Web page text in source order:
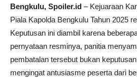
Bengkulu, Spoiler.id – Kejuaraan
Piala Kapolda Bengkulu Tahun 2025
Keputusan ini diambil karena
pernyataan resminya, panitia
pembatalan tersebut bukan
mengingat antusiasme peserta dari